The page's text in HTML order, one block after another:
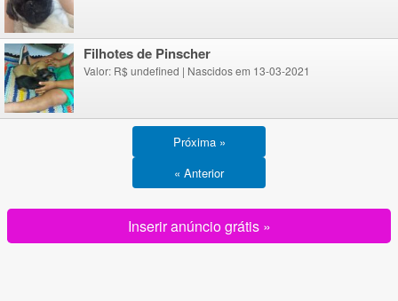
Filhotes de Pinscher
Valor: R$ undefined | Nascidos em 13-03-2021
Próxima »
« Anterior
Inserir anúncio grátis »